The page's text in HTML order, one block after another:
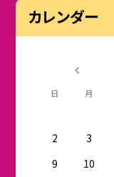
カレンダー
日 月
2
3
9
10